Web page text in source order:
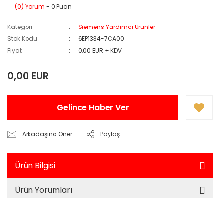
(0) Yorum - 0 Puan
Kategori
Siemens Yardımcı Ürünler
Stok Kodu
6EP1334-7CA00
Fiyat
0,00 EUR + KDV
0,00 EUR
Gelince Haber Ver
Arkadaşına Öner Paylaş
Ürün Bilgisi
Ürün Yorumları